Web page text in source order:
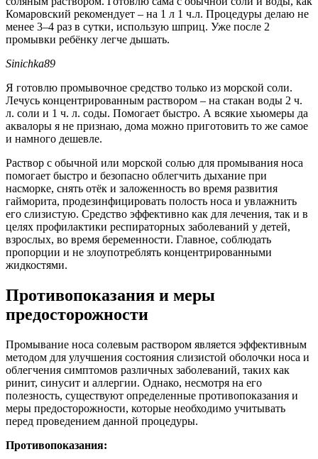
Комаровский рекомендует – на 1 л 1 ч.л. Процедуры делаю не
менее 3–4 раз в сутки, использую шприц. Уже после 2
промывки ребёнку легче дышать.
Sinichka89
Я готовлю промывочное средство только из морской соли.
Лечусь концентрированным раствором – на стакан воды 2 ч.
л. соли и 1 ч. л. соды. Помогает быстро. А всякие хьюмеры да
аквалоры я не признаю, дома можно приготовить то же самое
и намного дешевле.
Раствор с обычной или морской солью для промывания носа
помогает быстро и безопасно облегчить дыхание при
насморке, снять отёк и заложенность во время развития
гайморита, продезинфицировать полость носа и увлажнить
его слизистую. Средство эффективно как для лечения, так и в
целях профилактики респираторных заболеваний у детей,
взрослых, во время беременности. Главное, соблюдать
пропорции и не злоупотреблять концентрированными
жидкостями.
Противопоказания и меры
предосторожности
Промывание носа солевым раствором является эффективным
методом для улучшения состояния слизистой оболочки носа и
облегчения симптомов различных заболеваний, таких как
ринит, синусит и аллергии. Однако, несмотря на его
полезность, существуют определенные противопоказания и
меры предосторожности, которые необходимо учитывать
перед проведением данной процедуры.
Противопоказания: